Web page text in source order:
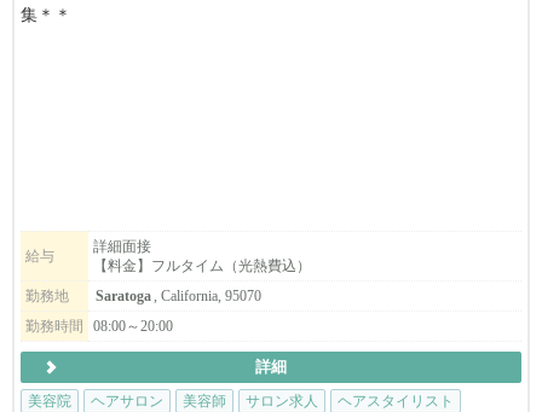
集＊＊
スパルーム：月＄1300
☆Dublin
ヘアブース：月$900
スパルーム：月＄900
【サロンについて】
カリフォルニアで10年以上地元のお客様に愛されているJapanese h
給与
詳細面接
【料金】フルタイム（光熱費込）
勤務地
Saratoga, California, 95070
勤務時間
08:00～20:00
詳細
美容院
ヘアサロン 美容師 サロン求人 ヘアスタイリスト